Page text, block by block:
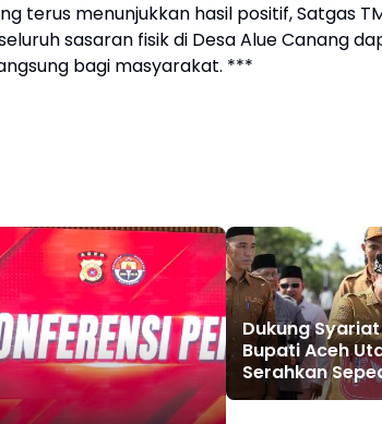
terus menunjukkan hasil positif, Satgas
sasaran fisik di Desa Alue Canang
bagi masyarakat. ***
Dukung
Bupati Aceh
Serahkan
untuk Imum